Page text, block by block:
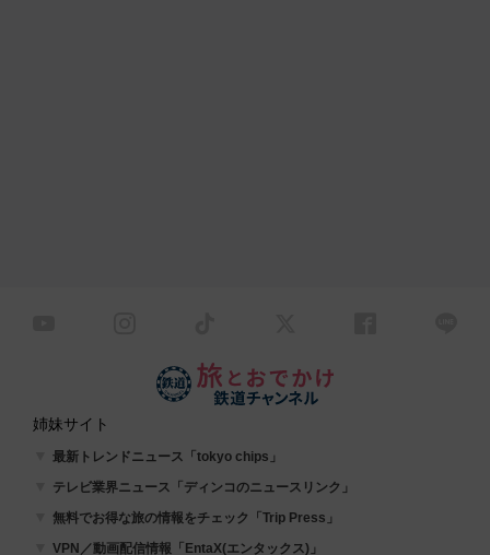
姉妹サイト
最新トレンドニュース「tokyo chips」
テレビ業界ニュース「ディンコのニュースリンク」
無料でお得な旅の情報をチェック「Trip Press」
VPN／動画配信情報「EntaX(エンタックス)」